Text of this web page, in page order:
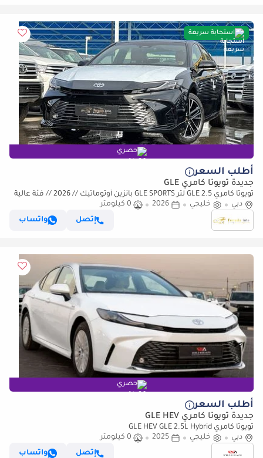
استجابة سريعة
حصري
أطلب السعر
جديدة تويوتا كامري GLE
تويوتا كامري GLE 2.5 لتر GLE SPORTS بانزين أوتوماتيك // 2026 // فئة عالية
مع رادار، DVD وكاميرا خلفية، بانوراما // عر
دبي خليجي 2026
0 كيلومتر
إتصل
واتساب
حصري
أطلب السعر
جديدة تويوتا كامري GLE HEV
تويوتا كامري GLE HEV GLE 2.5L Hybrid
دبي
خليجي 2025
0 كيلومتر
إتصل
واتساب